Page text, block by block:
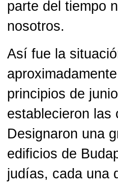
parte del tiempo
nosotros.
Así fue la
principios de
establecieron las
Designaron una
edificios de
judías, cada una